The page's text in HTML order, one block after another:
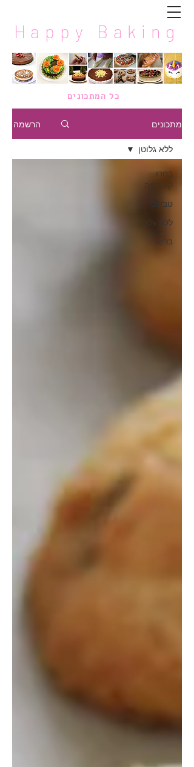
Happy Baking
כל המתכונים
מתכונים הרשמה
בחרו
קטגוריה
טבעוני
ללא גלוטן
בריא
ללא גלוטן